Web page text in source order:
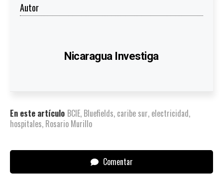
Autor
Nicaragua Investiga
En este artículo BCIE, Bluefields, caribe sur, electricidad,
hospitales, Rosario Murillo
Comentar